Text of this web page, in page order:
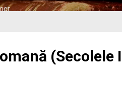
(Secolele